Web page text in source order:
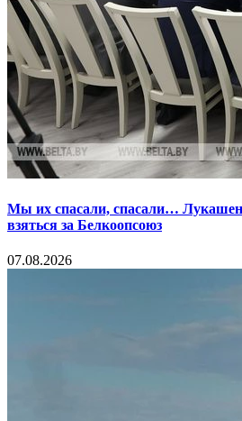
Мы их спасали, спасали…
взяться за Белкоопсоюз
07.08.2026